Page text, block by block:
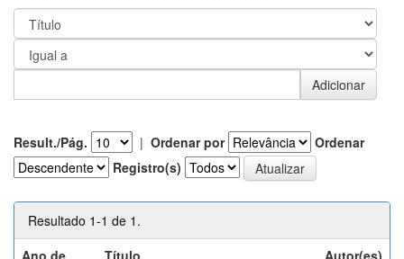
Result./Pág. | Ordenar por
Ordenar
Registro(s)
Resultado 1-1 de 1.
Ano de
Título Autor(es)